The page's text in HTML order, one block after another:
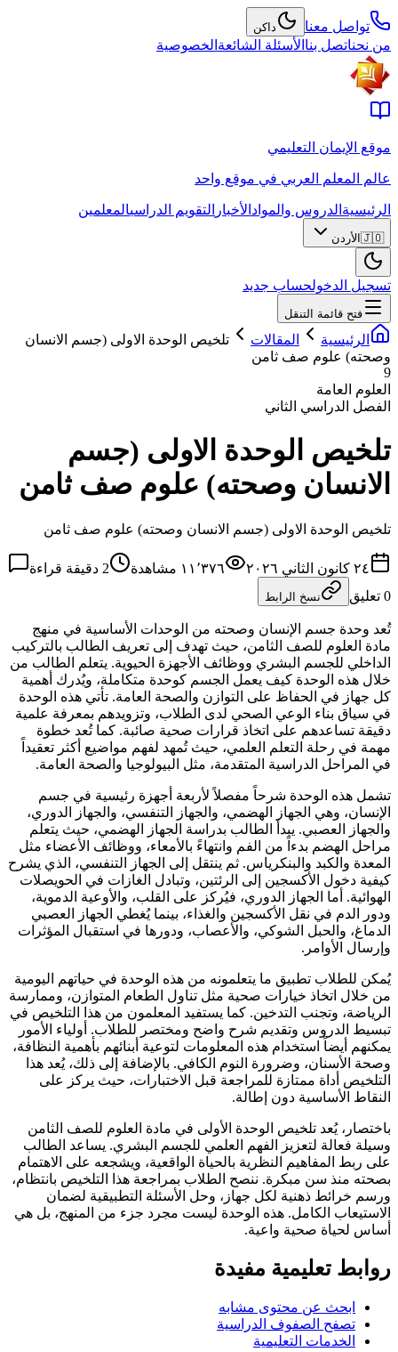
تواصل معنا داكن
من نحناتصل بنا الأسئلة الشائعة الخصوصية
موقع الإيمان التعليمي
عالم المعلم العربي في موقع واحد
الرئيسية الدروس والمواد الأخبار التقويم الدراسيالمعلمين
🇯🇴 الأردن
تسجيل الدخولحساب جديد
فتح قائمة التنقل
الرئيسية المقالات
تلخيص الوحدة الاولى (جسم الانسان
وصحته) علوم صف ثامن
9
العلوم العامة
الفصل الدراسي الثاني
تلخيص الوحدة الاولى (جسم
الانسان وصحته) علوم صف ثامن
تلخيص الوحدة الاولى (جسم الانسان وصحته) علوم صف ثامن
٢٤ كانون الثاني ٢٠٢٦ ١١٬٣٧٦ مشاهدة 2 دقيقة قراءة
0 تعليق نسخ الرابط
تُعد وحدة جسم الإنسان وصحته من الوحدات الأساسية في منهج
مادة العلوم للصف الثامن، حيث تهدف إلى تعريف الطالب بالتركيب
الداخلي للجسم البشري ووظائف الأجهزة الحيوية. يتعلم الطالب من
خلال هذه الوحدة كيف يعمل الجسم كوحدة متكاملة، ويُدرك أهمية
كل جهاز في الحفاظ على التوازن والصحة العامة. تأتي هذه الوحدة
في سياق بناء الوعي الصحي لدى الطلاب، وتزويدهم بمعرفة علمية
دقيقة تساعدهم على اتخاذ قرارات صحية صائبة. كما تُعد خطوة
مهمة في رحلة التعلم العلمي، حيث تُمهد لفهم مواضيع أكثر تعقيداً
في المراحل الدراسية المتقدمة، مثل البيولوجيا والصحة العامة.
تشمل هذه الوحدة شرحاً مفصلاً لأربعة أجهزة رئيسية في جسم
الإنسان، وهي الجهاز الهضمي، والجهاز التنفسي، والجهاز الدوري،
والجهاز العصبي. يبدأ الطالب بدراسة الجهاز الهضمي، حيث يتعلم
مراحل الهضم بدءاً من الفم وانتهاءً بالأمعاء، ووظائف الأعضاء مثل
المعدة والكبد والبنكرياس. ثم ينتقل إلى الجهاز التنفسي، الذي يشرح
كيفية دخول الأكسجين إلى الرئتين، وتبادل الغازات في الحويصلات
الهوائية. أما الجهاز الدوري، فيُركز على القلب، والأوعية الدموية،
ودور الدم في نقل الأكسجين والغذاء، بينما يُغطي الجهاز العصبي
الدماغ، والحبل الشوكي، والأعصاب، ودورها في استقبال المؤثرات
وإرسال الأوامر.
يُمكن للطلاب تطبيق ما يتعلمونه من هذه الوحدة في حياتهم اليومية
من خلال اتخاذ خيارات صحية مثل تناول الطعام المتوازن، وممارسة
الرياضة، وتجنب التدخين. كما يستفيد المعلمون من هذا التلخيص في
تبسيط الدروس وتقديم شرح واضح ومختصر للطلاب. أولياء الأمور
يمكنهم أيضاً استخدام هذه المعلومات لتوعية أبنائهم بأهمية النظافة،
وصحة الأسنان، وضرورة النوم الكافي. بالإضافة إلى ذلك، يُعد هذا
التلخيص أداة ممتازة للمراجعة قبل الاختبارات، حيث يركز على
النقاط الأساسية دون إطالة.
باختصار، يُعد تلخيص الوحدة الأولى في مادة العلوم للصف الثامن
وسيلة فعالة لتعزيز الفهم العلمي للجسم البشري. يساعد الطالب
على ربط المفاهيم النظرية بالحياة الواقعية، ويشجعه على الاهتمام
بصحته منذ سن مبكرة. ننصح الطلاب بمراجعة هذا التلخيص بانتظام،
ورسم خرائط ذهنية لكل جهاز، وحل الأسئلة التطبيقية لضمان
الاستيعاب الكامل. هذه الوحدة ليست مجرد جزء من المنهج، بل هي
أساس لحياة صحية واعية.
روابط تعليمية مفيدة
ابحث عن محتوى مشابه
تصفح الصفوف الدراسية
الخدمات التعليمية